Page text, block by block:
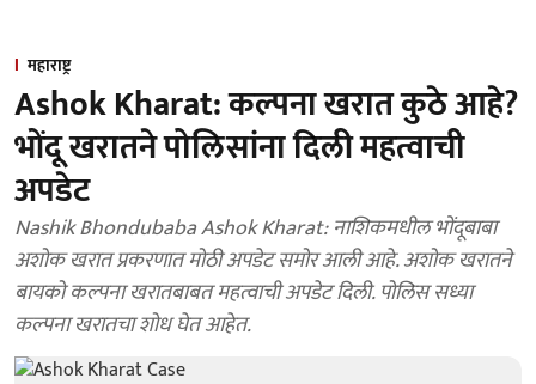
महाराष्ट्र
Ashok Kharat: कल्पना खरात कुठे आहे?
भोंदू खरातने पोलिसांना दिली महत्वाची
अपडेट
Nashik Bhondubaba Ashok Kharat: नाशिकमधील भोंदूबाबा
अशोक खरात प्रकरणात मोठी अपडेट समोर आली आहे. अशोक खरातने
बायको कल्पना खरातबाबत महत्वाची अपडेट दिली. पोलिस सध्या
कल्पना खरातचा शोध घेत आहेत.